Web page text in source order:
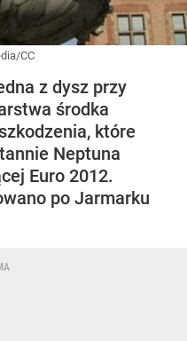
CC
z dysz przy
środka
które
Neptuna
Euro 2012.
po Jarmarku